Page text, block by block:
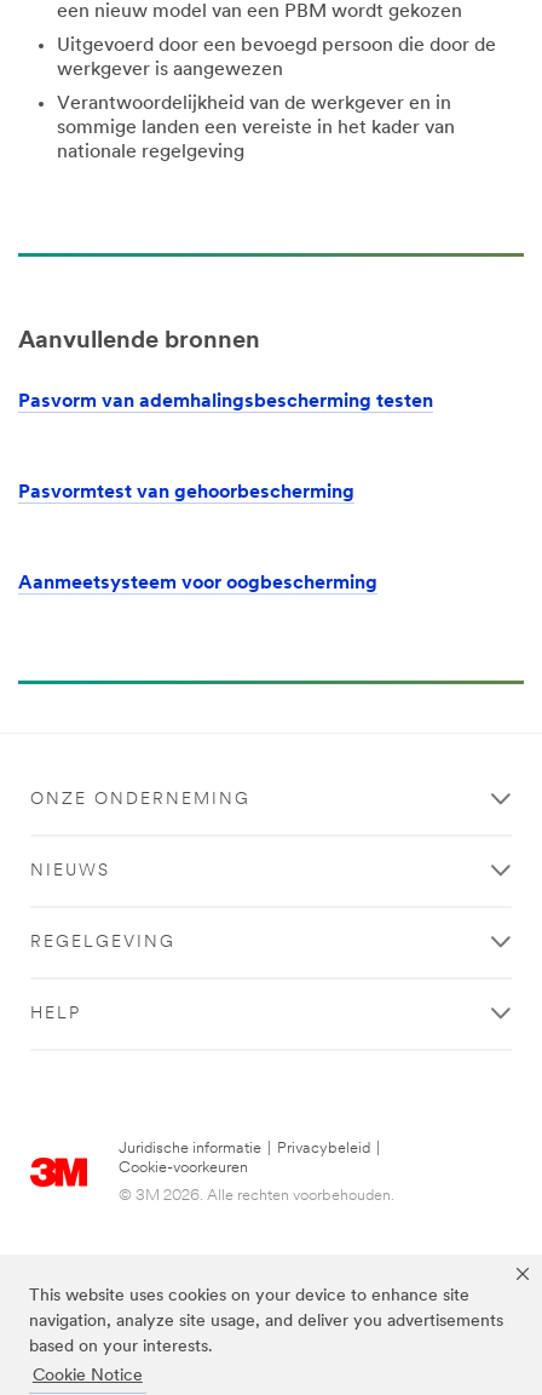
This website uses cookies on your device to enhance site
navigation, analyze site usage, and deliver you advertisements
based on your interests.
Cookie Notice
een nieuw model van een PBM wordt gekozen
Uitgevoerd door een bevoegd persoon die door de
werkgever is aangewezen
Verantwoordelijkheid van de werkgever en in
sommige landen een vereiste in het kader van
nationale regelgeving
Aanvullende bronnen
Pasvorm van ademhalingsbescherming testen
Pasvormtest van gehoorbescherming
Aanmeetsysteem voor oogbescherming
ONZE ONDERNEMING
NIEUWS
REGELGEVING
HELP
Juridische informatie Privacybeleid
Cookie-voorkeuren
© 3M 2026. Alle rechten voorbehouden.